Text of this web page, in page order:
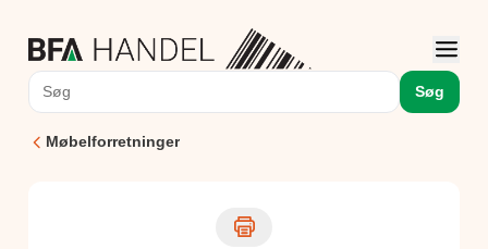
Søg
Møbelforretninger